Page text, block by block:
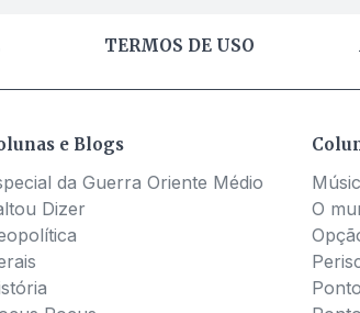
TERMOS DE USO
e Blogs
da Guerra Oriente Médio
Dizer
O